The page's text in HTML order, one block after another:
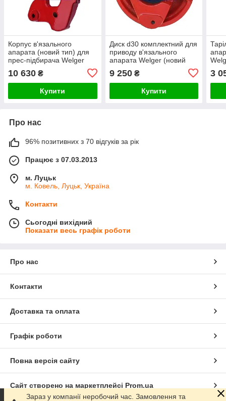
Корпус в'язального
апарата (новий тип) для
прес-підбирача Welger
10 630 ₴
Купити
Диск d30 комплектний для
приводу в'язального
апарата Welger (новий
9 250₴
Купити
3
Про нас
96% позитивних з 70 відгуків за рік
Працює з 07.03.2013
м. Луцьк
м. Ковель, Луцьк, Україна
Контакти
Сьогодні вихідний
Показати весь графік роботи
Про нас
Контакти
Доставка та оплата
Графік роботи
Повна версія сайту
Сайт створено на маркетплейсі Prom.ua
Зараз у компанії неробочий час. Замовлення та